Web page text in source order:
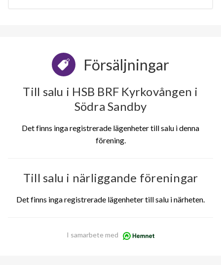
Försäljningar
Till salu i HSB BRF Kyrkovången i
Södra Sandby
Det finns inga registrerade lägenheter till salu i denna
förening.
Till salu i närliggande föreningar
Det finns inga registrerade lägenheter till salu i närheten.
I samarbete med